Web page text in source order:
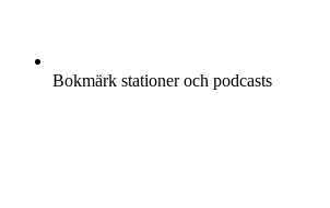
Bokmärk stationer och podcasts